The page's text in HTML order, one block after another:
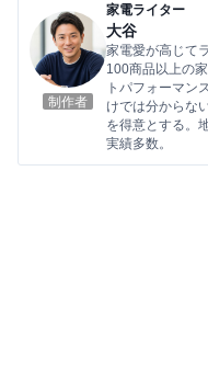
制作者
家電ライター
大谷
家電愛が高じて
100商品以上の
トパフォーマン
けでは分からな
を得意とする。
実績多数。